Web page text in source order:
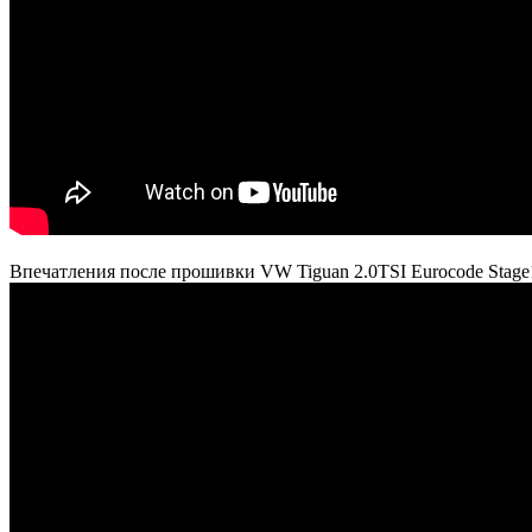
Впечатления после прошивки VW Tiguan 2.0TSI Eurocode